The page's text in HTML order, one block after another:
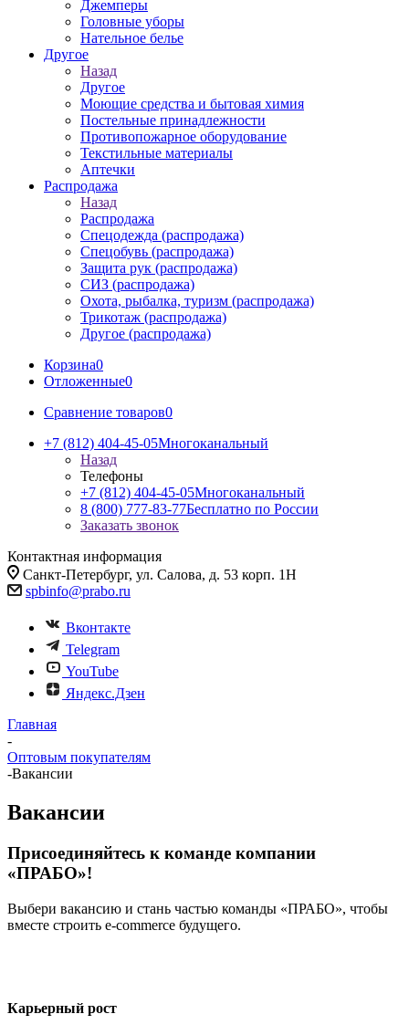
Джемперы
Головные уборы
Нательное белье
Другое
Назад
Другое
Моющие средства и бытовая химия
Постельные принадлежности
Противопожарное оборудование
Текстильные материалы
Аптечки
Распродажа
Назад
Распродажа
Спецодежда (распродажа)
Спецобувь (распродажа)
Защита рук (распродажа)
СИЗ (распродажа)
Охота, рыбалка, туризм (распродажа)
Трикотаж (распродажа)
Другое (распродажа)
Корзина0
Отложенные0
Сравнение товаров0
+7 (812) 404-45-05Многоканальный
Назад
Телефоны
+7 (812) 404-45-05Многоканальный
8 (800) 777-83-77Бесплатно по России
Заказать звонок
Контактная информация
Санкт-Петербург, ул. Салова, д. 53 корп. 1Н
spbinfo@prabo.ru
Вконтакте
Telegram
YouTube
Яндекс.Дзен
Главная
-
Оптовым покупателям
-Вакансии
Вакансии
Присоединяйтесь к команде компании
«ПРАБО»!
Выбери вакансию и стань частью команды «ПРАБО», чтобы
вместе строить e-commerce будущего.
Карьерный рост